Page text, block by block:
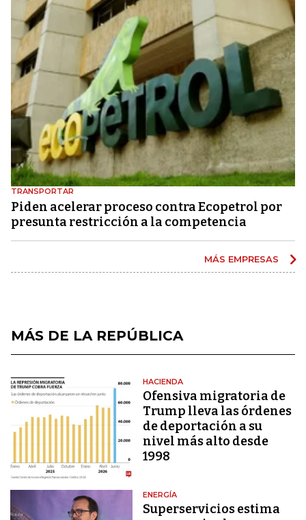
TRANSPORTAR
Piden acelerar proceso contra Ecopetrol por
presunta restricción a la competencia
MÁS EMPRESAS
MÁS DE LA REPÚBLICA
HACIENDA
Ofensiva migratoria de
Trump lleva las órdenes
de deportación a su
nivel más alto desde
1998
ENERGÍA
Superservicios estima